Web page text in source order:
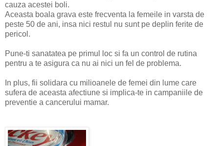
cauza acestei boli.
Aceasta boala grava este frecventa la femeile in varsta de
peste 50 de ani, insa nici restul nu sunt pe deplin ferite de
pericol.
Pune-ti sanatatea pe primul loc si fa un control de rutina
pentru a te asigura ca nu ai nici un fel de problema.
In plus, fii solidara cu milioanele de femei din lume care
sufera de aceasta afectiune si implica-te in campaniile de
preventie a cancerului mamar.